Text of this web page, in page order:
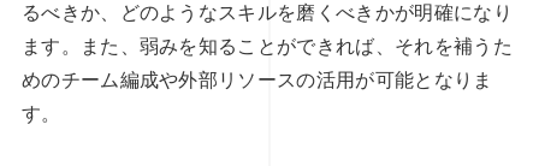
るべきか、どのようなスキルを磨くべきかが明確になり
ます。また、弱みを知ることができれば、それを補うた
めのチーム編成や外部リソースの活用が可能となりま
す。